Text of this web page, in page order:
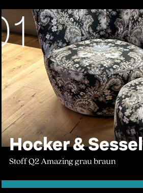
Hocker &
Stoff Q2 Amazing grau braun